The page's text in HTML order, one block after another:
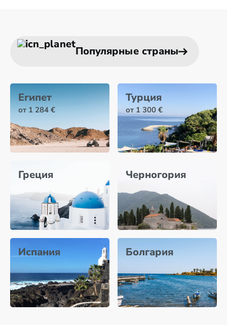
Популярные страны
Египет
от 1 284 €
Турция
от 1 300 €
Греция Черногория
Испания Болгария